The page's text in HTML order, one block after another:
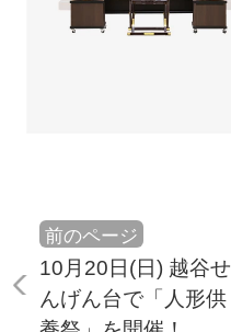
前のページ
10月20日(日) 越谷せ
んげん台で「人形供